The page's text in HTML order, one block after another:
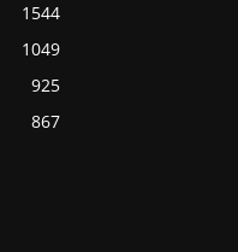
1544
1049
925
867